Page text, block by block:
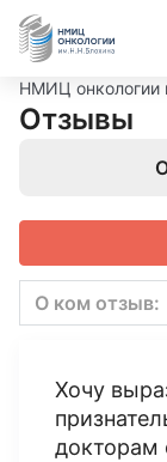
НМИЦ онкологии
Отзывы
О ком отзыв:
Хочу
докторам